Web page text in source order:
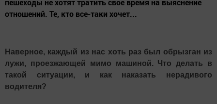
пешеходы не хотят тратить свое время на выяснение
отношений. Те, кто все-таки хочет...
Наверное, каждый из нас хоть раз был обрызган из
лужи, проезжающей мимо машиной. Что делать в
такой ситуации, и как наказать нерадивого
водителя?